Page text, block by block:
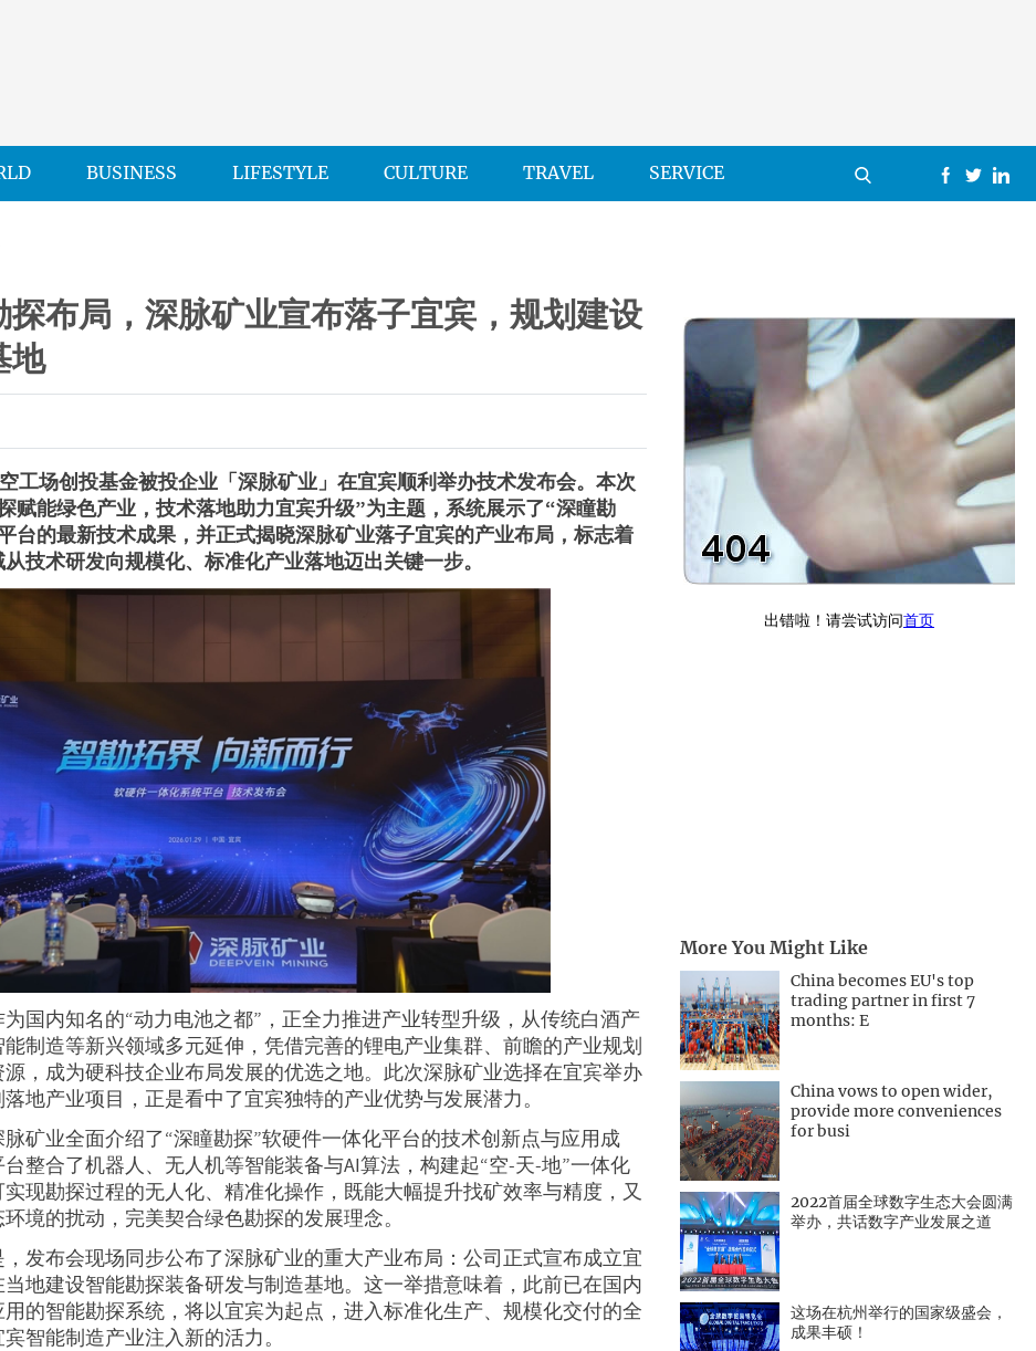
BUSINESS LIFESTYLE CULTURE TRAVEL SERVICE
探布局，深脉矿业宣布落子宜宾，规划建设
地
工场创投基金被投企业「深脉矿业」在宜宾顺利举办技术发布会。本次
赋能绿色产业，技术落地助力宜宾升级”为主题，系统展示了“深瞳勘
台的最新技术成果，并正式揭晓深脉矿业落子宜宾的产业布局，标志着
技术研发向规模化、标准化产业落地迈出关键一步。
国内知名的“动力电池之都”，正全力推进产业转型升级，从传统白酒产
制造等新兴领域多元延伸，凭借完善的锂电产业集群、前瞻的产业规划
，成为硬科技企业布局发展的优选之地。此次深脉矿业选择在宜宾举办
地产业项目，正是看中了宜宾独特的产业优势与发展潜力。
矿业全面介绍了“深瞳勘探”软硬件一体化平台的技术创新点与应用成
整合了机器人、无人机等智能装备与AI算法，构建起“空-天-地”一体化
现勘探过程的无人化、精准化操作，既能大幅提升找矿效率与精度，又
境的扰动，完美契合绿色勘探的发展理念。
发布会现场同步公布了深脉矿业的重大产业布局：公司正式宣布成立宜
地建设智能勘探装备研发与制造基地。这一举措意味着，此前已在国内
的智能勘探系统，将以宜宾为起点，进入标准化生产、规模化交付的全
智能制造产业注入新的活力。
More You Might Like
China becomes EU's top
trading partner in first 7
months: E
China vows to open wider,
provide more conveniences
for busi
2022首届全球数字生态大会圆满
举办，共话数字产业发展之道
这场在杭州举行的国家级盛会，
成果丰硕！